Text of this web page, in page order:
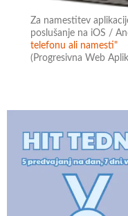
Za namestitev
poslušanje na iOS /
telefonu ali namesti"
(Progresivna Web